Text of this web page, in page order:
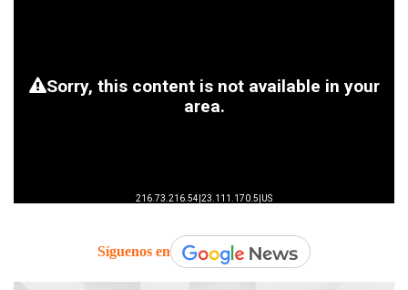
Síguenos en